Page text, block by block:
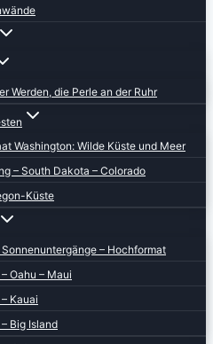
Werden, die Perle an der Ruhr
Washington: Wilde Küste und Meer
– South Dakota – Colorado
Küste
– Hochformat
Oahu – Maui
Kauai
Big Island